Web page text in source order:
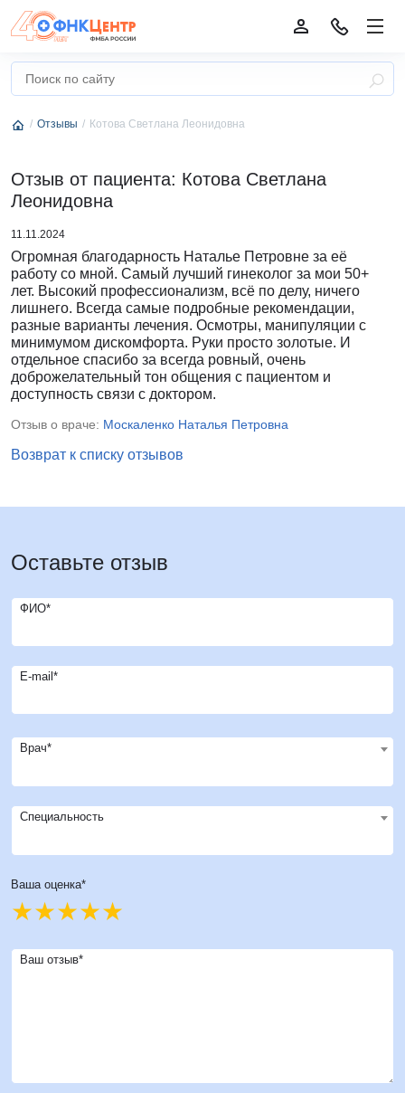
Отзывы Котова Светлана Леонидовна
Отзыв от пациента: Котова Светлана
Леонидовна
11.11.2024
Огромная благодарность Наталье Петровне за её
работу со мной. Самый лучший гинеколог за мои 50+
лет. Высокий профессионализм, всё по делу, ничего
лишнего. Всегда самые подробные рекомендации,
разные варианты лечения. Осмотры, манипуляции с
минимумом дискомфорта. Руки просто золотые. И
отдельное спасибо за всегда ровный, очень
доброжелательный тон общения с пациентом и
доступность связи с доктором.
Отзыв о враче: Москаленко Наталья Петровна
Возврат к списку отзывов
Оставьте отзыв
ФИО*
E-mail*
Врач*
Специальность
Ваша оценка*
Ваш отзыв*